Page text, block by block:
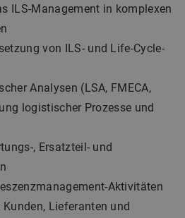
ILS-Management in komplexen
von ILS- und Life-Cycle-
Analysen (LSA, FMECA,
logistischer Prozesse und
, Ersatzteil- und
Aktivitäten
Lieferanten und